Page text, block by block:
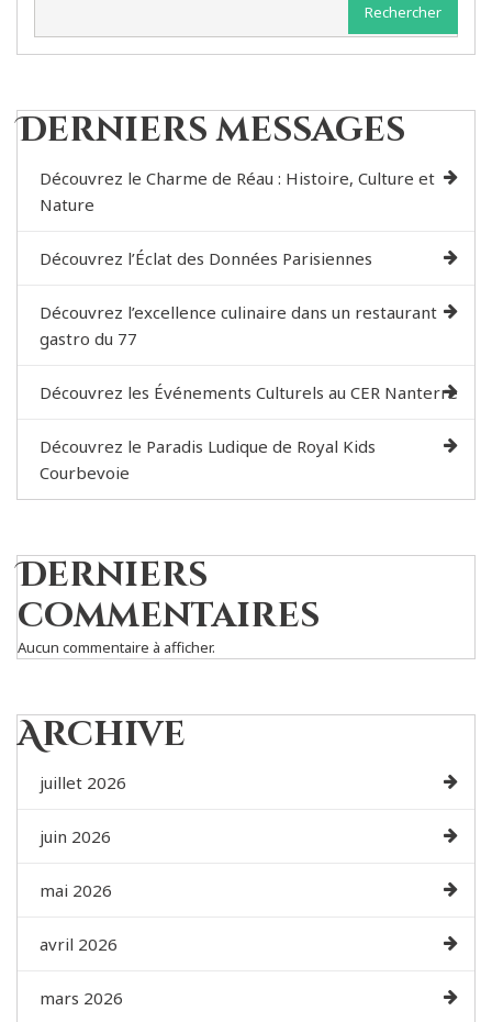
Rechercher
Derniers messages
Découvrez le Charme de Réau : Histoire, Culture et
Nature
Découvrez l’Éclat des Données Parisiennes
Découvrez l’excellence culinaire dans un restaurant
gastro du 77
Découvrez les Événements Culturels au CER Nanterre
Découvrez le Paradis Ludique de Royal Kids
Courbevoie
Derniers
commentaires
Aucun commentaire à afficher.
Archive
juillet 2026
juin 2026
mai 2026
avril 2026
mars 2026